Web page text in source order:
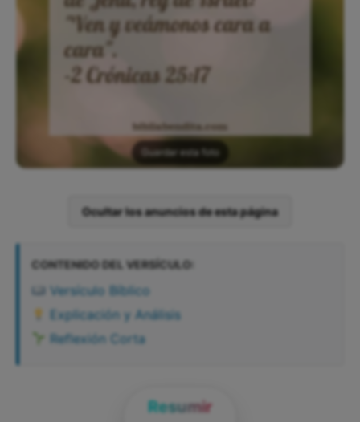
Guardar esta foto
Ocultar los anuncios de esta página
CONTENIDO DEL VERSÍCULO:
Versículo Bíblico
Explicación y Análisis
Reflexión Corta
Resumir